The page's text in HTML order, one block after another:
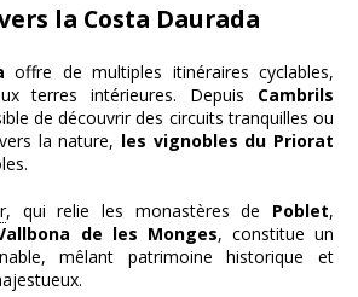
la Costa Daurada
offre de multiples itinéraires cyclables,
terres intérieures. Depuis Cambrils
de découvrir des circuits tranquilles ou
la nature, les vignobles du Priorat
, qui relie les monastères de Poblet,
de les Monges, constitue un
mêlant patrimoine historique et